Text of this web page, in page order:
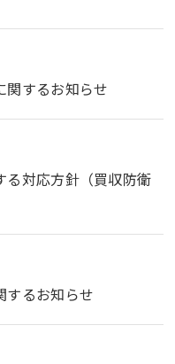
関するお知らせ
る対応方針（買収防衛
するお知らせ